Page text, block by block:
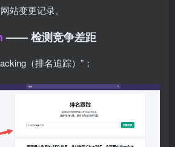
站变更记录。
—— 检测竞争差距
（排名追踪）”；